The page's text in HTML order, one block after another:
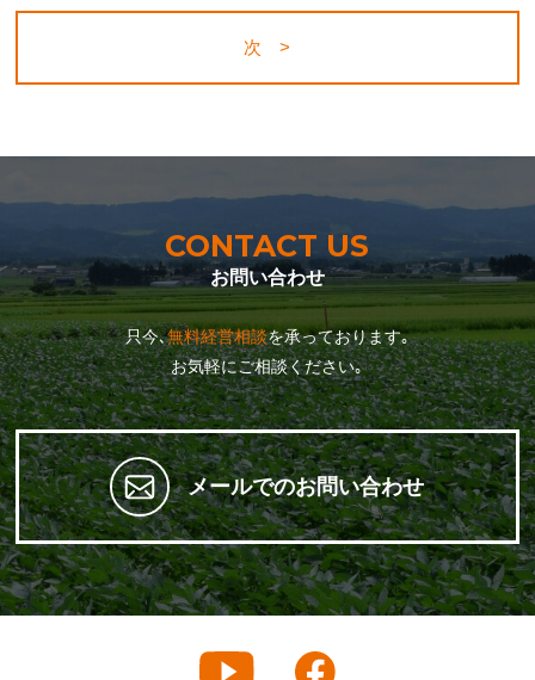
次 >
CONTACT US
お問い合わせ
只今､無料経営相談を承っております｡
お気軽にご相談ください｡
メールでのお問い合わせ